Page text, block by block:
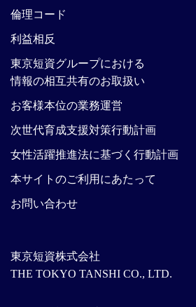
東京短資株式会社
THE TOKYO TANSHI CO., LTD.
倫理コード
利益相反
東京短資グループにおける
情報の相互共有のお取扱い
お客様本位の業務運営
次世代育成支援対策行動計画
女性活躍推進法に基づく行動計画
本サイトのご利用にあたって
お問い合わせ